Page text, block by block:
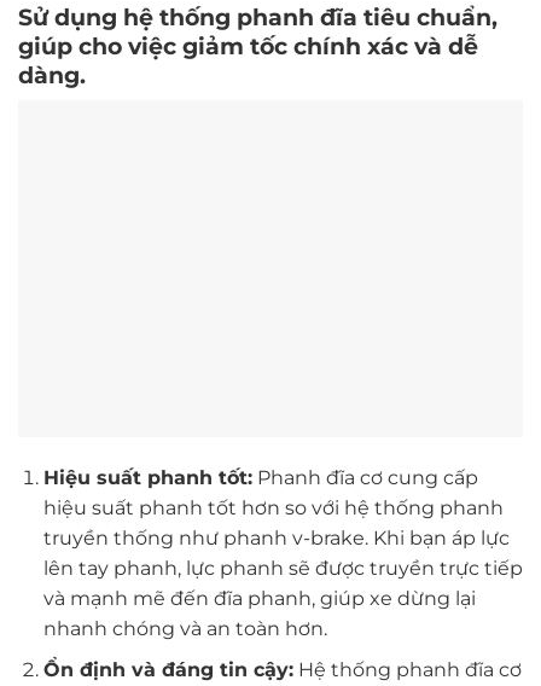
Sử dụng hệ thống phanh đĩa tiêu chuẩn,
giúp cho việc giảm tốc chính xác và dễ
dàng.
Hiệu suất phanh tốt:Phanh đĩa cơ cung cấp
hiệu suất phanh tốt hơn so với hệ thống phanh
truyền thống như phanh v-brake. Khi bạn áp lực
lên tay phanh, lực phanh sẽ được truyền trực tiếp
và mạnh mẽ đến đĩa phanh, giúp xe dừng lại
nhanh chóng và an toàn hơn.
Ổn định và đáng tin cậy:Hệ thống phanh đĩa cơ